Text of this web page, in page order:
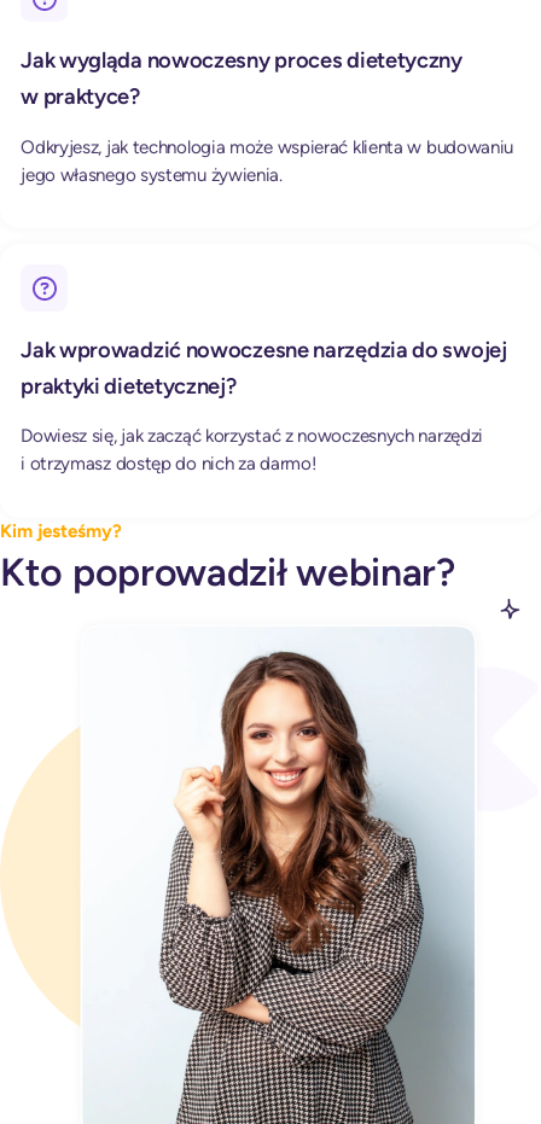
Jak wygląda nowoczesny proces dietetyczny
w praktyce?
Odkryjesz, jak technologia może wspierać klienta w budowaniu
jego własnego systemu żywienia.
Jak wprowadzić nowoczesne narzędzia do swojej
praktyki dietetycznej?
Dowiesz się, jak zacząć korzystać z nowoczesnych narzędzi
i otrzymasz dostęp do nich za darmo!
Kim jesteśmy?
Kto poprowadził webinar?